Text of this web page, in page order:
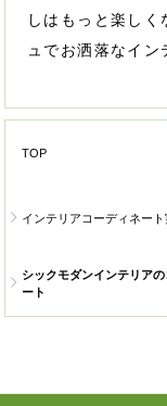
しはもっと楽し
ュでお洒落なイン
TOP
インテリアコーディネー
シックモダンインテリア
ート